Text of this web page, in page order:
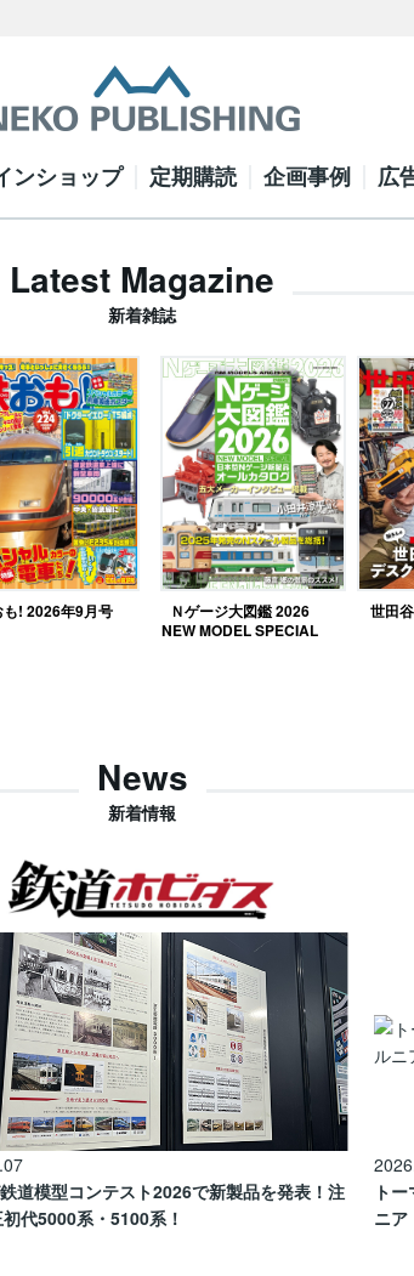
ンショップ 定期購読 企画事例 広
Latest Magazine
新着雑誌
も! 2026年9月号
Ｎゲージ大図鑑 2026
NEW MODEL SPECIAL
世田
News
新着情報
道模型コンテスト2026で新製品を発表！注
代5000系・5100系！
ト
ニア